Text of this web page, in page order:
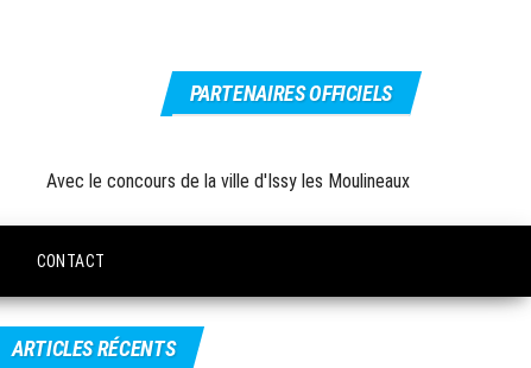
PARTENAIRES OFFICIELS
Avec le concours de la ville d'Issy les Moulineaux
CONTACT
ARTICLES RÉCENTS